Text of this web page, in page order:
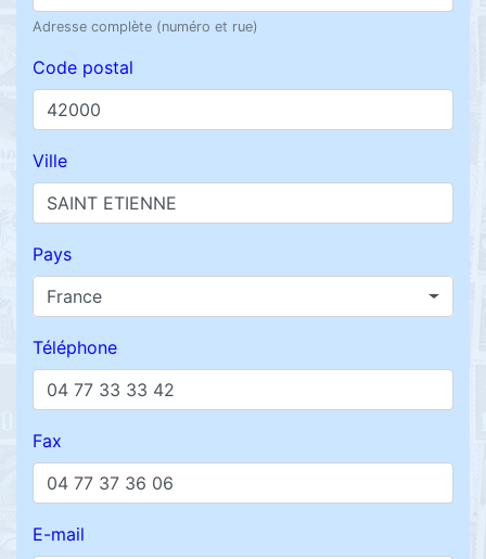
Adresse complète (numéro et rue)
Code postal
Ville
Pays
France
Téléphone
Fax
E-mail